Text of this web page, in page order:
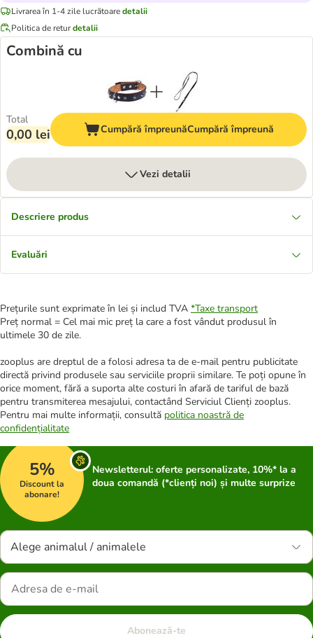
Livrarea în 1-4 zile lucrătoaredetalii
Politica de returdetalii
Combină cu
Total
0,00 lei Cumpără împreunăCumpără împreună
Vezi detalii
Descriere produs
Evaluări
Prețurile sunt exprimate în lei și includ TVA *Taxe transport
Preț normal = Cel mai mic preț la care a fost vândut produsul în
ultimele 30 de zile.
zooplus are dreptul de a folosi adresa ta de e-mail pentru publicitate
directă privind produsele sau serviciile proprii similare. Te poți opune în
orice moment, fără a suporta alte costuri în afară de tariful de bază
pentru transmiterea mesajului, contactând Serviciul Clienți zooplus.
Pentru mai multe informații, consultă politica noastră de
confidențialitate
5%
Discount la
abonare!
Newsletterul: oferte personalizate, 10%* la a
doua comandă (*clienți noi) și multe surprize
Alege animalul / animalele
Abonează-te